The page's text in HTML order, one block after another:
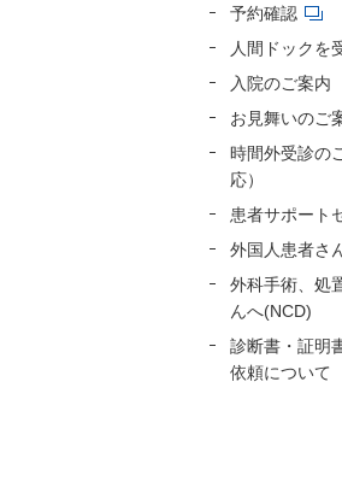
予約確認
人間ドックを
入院のご案内
お見舞いのご
時間外受診の
応）
患者サポート
外国人患者さ
外科手術、処
んへ(NCD)
診断書・証明
依頼について